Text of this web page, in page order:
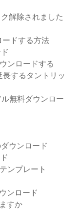
解除されました
ードする方法
ンロードする
するタントリッ
無料ダウンロー
ウンロード
ンプレート
ンロード
すか